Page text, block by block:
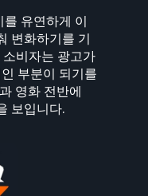
유연하게 이
변화하기를 기
비자는 광고가
부분이 되기를
영화 전반에
보입니다.